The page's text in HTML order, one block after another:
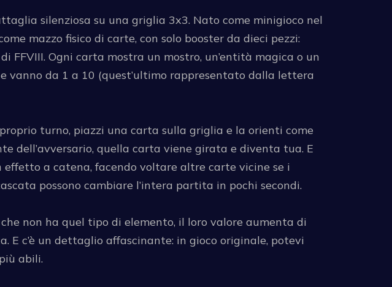
silenziosa su una griglia 3x3. Nato come minigioco nel
mazzo fisico di carte, con solo booster da dieci pezzi:
FFVIII. Ogni carta mostra un mostro, un’entità magica o un
da 1 a 10 (quest’ultimo rappresentato dalla lettera
turno, piazzi una carta sulla griglia e la orienti come
dell’avversario, quella carta viene girata e diventa tua. E
a catena, facendo voltare altre carte vicine se i
possono cambiare l’intera partita in pochi secondi.
non ha quel tipo di elemento, il loro valore aumenta di
E c’è un dettaglio affascinante: in gioco originale, potevi
abili.